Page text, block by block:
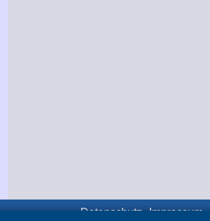
Impressum
Datenschutz